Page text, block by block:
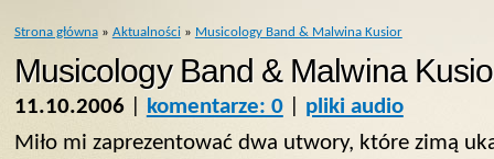
Strona główna» Aktualności» Musicology Band & Malwina Kusior
Musicology Band & Malwina
11.10.2006| komentarze: 0| pliki audio
Miło mi zaprezentować dwa utwory, które zimą